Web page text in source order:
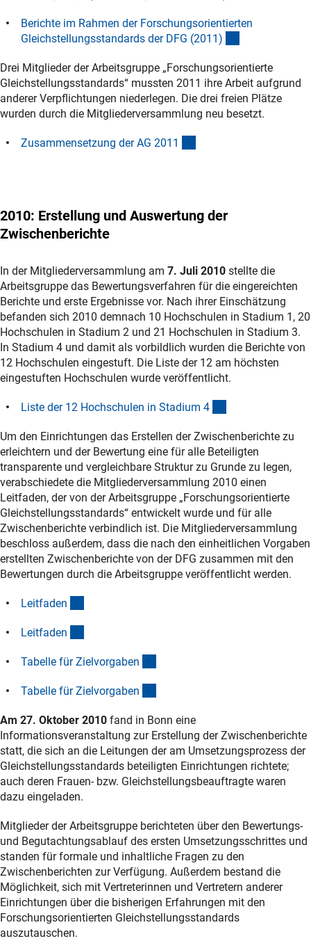
Berichte im Rahmen der Forschungsorientierten
Gleichstellungsstandards der DFG (2011 )
Drei Mitglieder der Arbeitsgruppe „Forschungsorientierte
Gleichstellungsstandards“ mussten 2011 ihre Arbeit aufgrund
anderer Verpflichtungen niederlegen. Die drei freien Plätze
wurden durch die Mitgliederversammlung neu besetzt.
Zusammensetzung der AG 201 1
2010: Erstellung und Auswertung der
Zwischenberichte
In der Mitgliederversammlung am 7. Juli 2010 stellte die
Arbeitsgruppe das Bewertungsverfahren für die eingereichten
Berichte und erste Ergebnisse vor. Nach ihrer Einschätzung
befanden sich 2010 demnach 10 Hochschulen in Stadium 1, 20
Hochschulen in Stadium 2 und 21 Hochschulen in Stadium 3.
In Stadium 4 und damit als vorbildlich wurden die Berichte von
12 Hochschulen eingestuft. Die Liste der 12 am höchsten
eingestuften Hochschulen wurde veröffentlicht.
Liste der 12 Hochschulen in Stadium 4
Um den Einrichtungen das Erstellen der Zwischenberichte zu
erleichtern und der Bewertung eine für alle Beteiligten
transparente und vergleichbare Struktur zu Grunde zu legen,
verabschiedete die Mitgliederversammlung 2010 einen
Leitfaden, der von der Arbeitsgruppe „Forschungsorientierte
Gleichstellungsstandards“ entwickelt wurde und für alle
Zwischenberichte verbindlich ist. Die Mitgliederversammlung
beschloss außerdem, dass die nach den einheitlichen Vorgaben
erstellten Zwischenberichte von der DFG zusammen mit den
Bewertungen durch die Arbeitsgruppe veröffentlicht werden.
Leitfaden
Leitfaden
Tabelle für Zielvorgaben
Tabelle für Zielvorgaben
Am 27. Oktober 2010 fand in Bonn eine
Informationsveranstaltung zur Erstellung der Zwischenberichte
statt, die sich an die Leitungen der am Umsetzungsprozess der
Gleichstellungsstandards beteiligten Einrichtungen richtete;
auch deren Frauen- bzw. Gleichstellungsbeauftragte waren
dazu eingeladen.
Mitglieder der Arbeitsgruppe berichteten über den Bewertungs-
und Begutachtungsablauf des ersten Umsetzungsschrittes und
standen für formale und inhaltliche Fragen zu den
Zwischenberichten zur Verfügung. Außerdem bestand die
Möglichkeit, sich mit Vertreterinnen und Vertretern anderer
Einrichtungen über die bisherigen Erfahrungen mit den
Forschungsorientierten Gleichstellungsstandards
auszutauschen.